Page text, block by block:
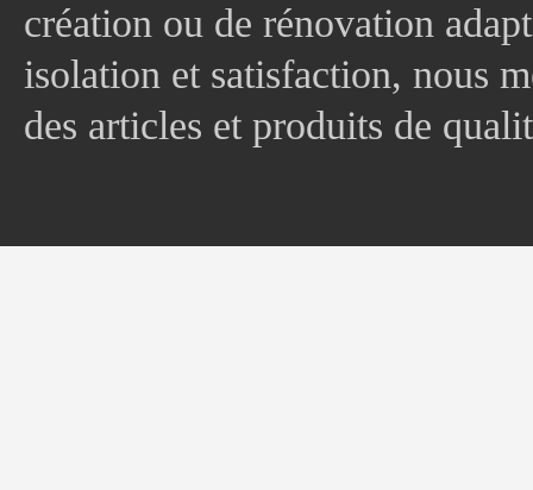
création ou de rénovation
isolation et satisfaction, nous
des articles et produits de